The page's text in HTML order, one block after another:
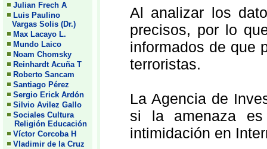
Julian Frech A
Luis Paulino
Vargas Solis (Dr.)
Max Lacayo L.
Mundo Laico
Noam Chomsky
Reinhardt Acuña T
Roberto Sancam
Santiago Pérez
Sergio Erick Ardón
Silvio Avilez Gallo
Sociales Cultura
Religión Educación
Víctor Corcoba H
Vladimir de la Cruz
Al analizar los
precisos, por lo
informados de que
terroristas.
La Agencia de
si la amenaza
intimidación en